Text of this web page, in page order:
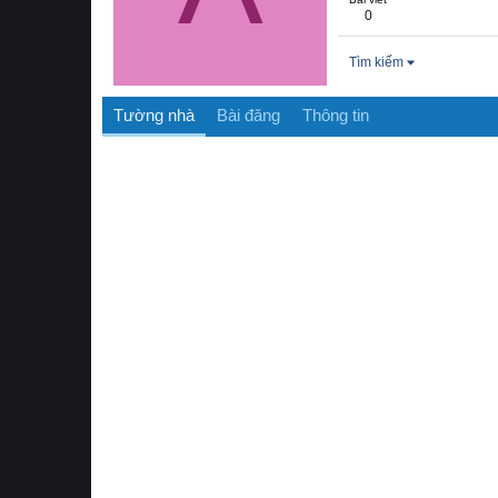
0
Tìm kiếm
Tường nhà Bài đăng Thông tin